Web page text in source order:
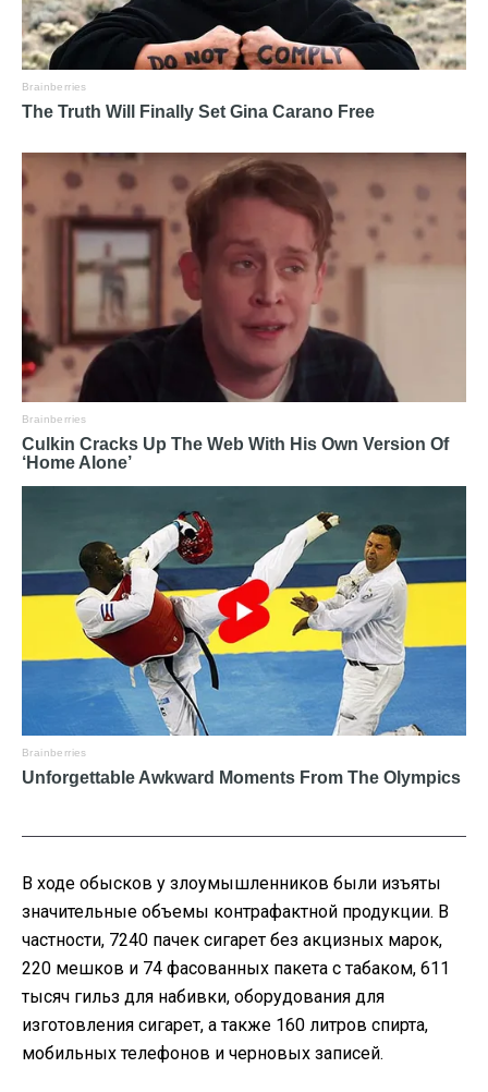
В ходе обысков у злоумышленников были изъяты
значительные объемы контрафактной продукции. В
частности, 7240 пачек сигарет без акцизных марок,
220 мешков и 74 фасованных пакета с табаком, 611
тысяч гильз для набивки, оборудования для
изготовления сигарет, а также 160 литров спирта,
мобильных телефонов и черновых записей.